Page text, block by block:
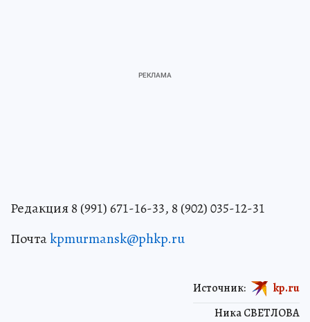
Редакция 8 (991) 671-16-33, 8 (902) 035-12-31
Почтаkpmurmansk@phkp.ru
Ника СВЕТЛОВА
Источник: kp.ru